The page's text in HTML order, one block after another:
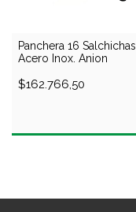
Panchera 16 Salchichas
Acero Inox. Anion
$162.766,50